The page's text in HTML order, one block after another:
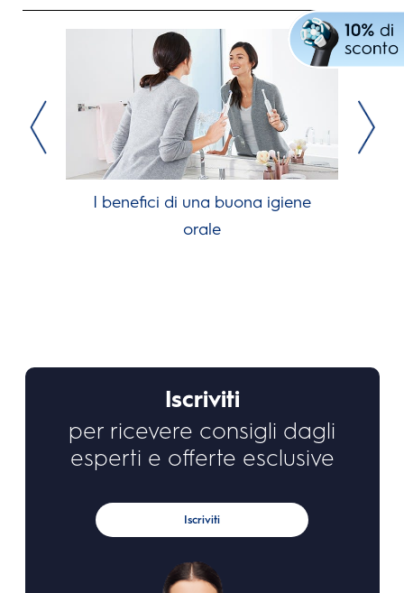
I benefici di una buona igiene
orale
Iscriviti
per ricevere consigli dagli
esperti e offerte esclusive
Iscriviti